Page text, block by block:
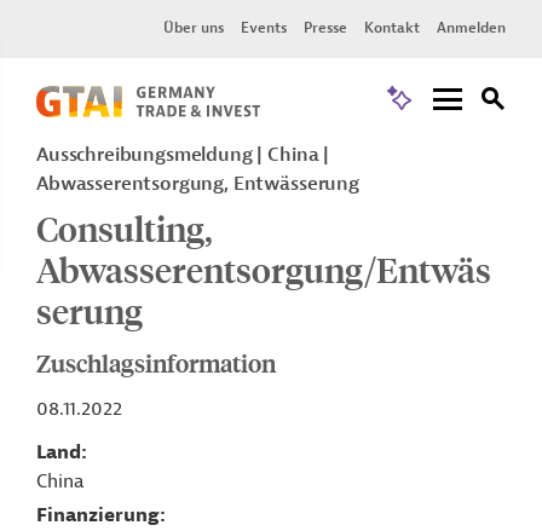
Über uns Events Presse Kontakt Anmelden
Ausschreibungsmeldung
China
Abwasserentsorgung, Entwässerung
Consulting,
Abwasserentsorgung/Entwäs
serung
Zuschlagsinformation
08.11.2022
Land
China
Finanzierung